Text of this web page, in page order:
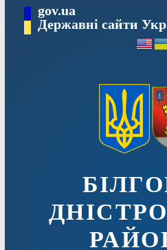
вмісту
gov.ua
Державні сайти